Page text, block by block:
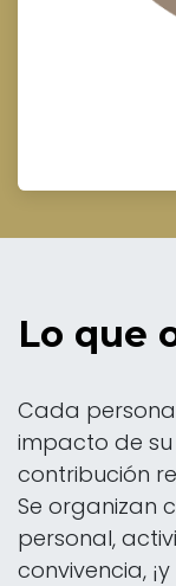
Lo que
Cada
impacto de
contribución
Se organizan
personal,
convivencia,